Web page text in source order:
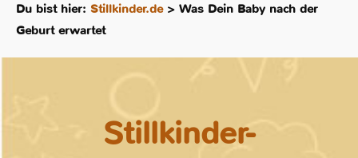
Du bist hier: Stillkinder.de> Was Dein Baby nach der
Geburt erwartet
Stillkinder-